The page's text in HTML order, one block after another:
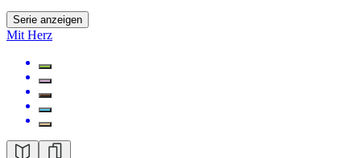
Serie anzeigen
Mit Herz